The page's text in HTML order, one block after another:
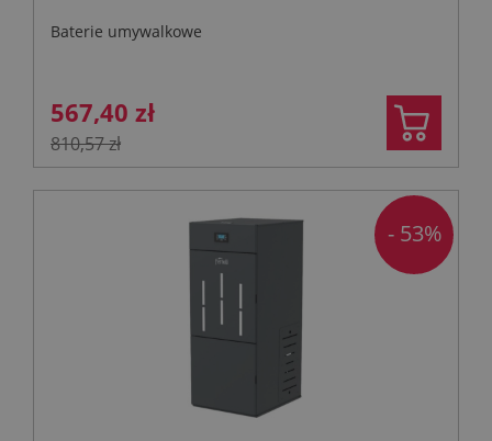
Baterie umywalkowe
567,40 zł
810,57 zł
- 53%